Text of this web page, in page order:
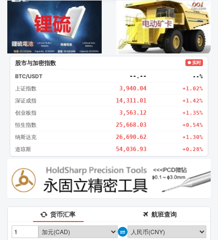
广告2 创新
股市与加密指数 ● 实时
BTC/USDT --.-- --%
上证指数 3,940.04 +1.02%
深证成指 14,311.01 +1.42%
创业板指 3,563.12 +1.35%
恒生指数 25,668.03 +0.54%
纳斯达克 26,690.62 +1.30%
道琼斯 54,036.93 +0.28%
货币汇率 航班查询